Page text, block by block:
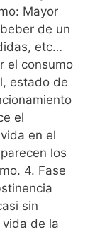
Mayor
de un
etc…
el consumo
estado de
el
en el
los
4. Fase
sin
de la